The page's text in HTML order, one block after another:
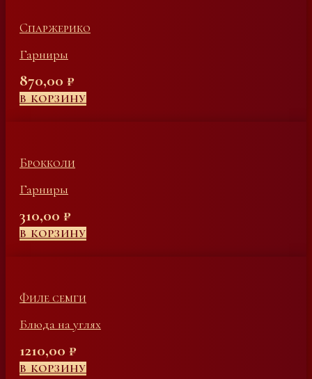
Спаржерико
Гарниры
870,00 ₽
В КОРЗИНУ
Брокколи
Гарниры
310,00 ₽
В КОРЗИНУ
Филе семги
Блюда на углях
1210,00 ₽
В КОРЗИНУ